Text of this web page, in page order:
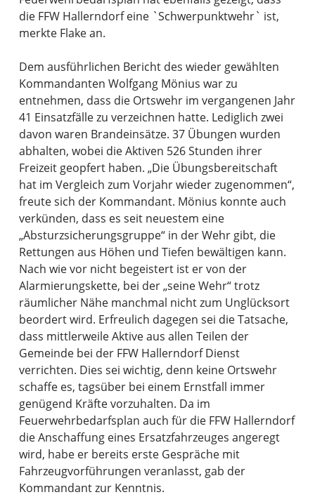
die FFW Hallerndorf eine `Schwerpunktwehr` ist,
merkte Flake an.
Dem ausführlichen Bericht des wieder gewählten
Kommandanten Wolfgang Mönius war zu
entnehmen, dass die Ortswehr im vergangenen Jahr
41 Einsatzfälle zu verzeichnen hatte. Lediglich zwei
davon waren Brandeinsätze. 37 Übungen wurden
abhalten, wobei die Aktiven 526 Stunden ihrer
Freizeit geopfert haben. „Die Übungsbereitschaft
hat im Vergleich zum Vorjahr wieder zugenommen“,
freute sich der Kommandant. Mönius konnte auch
verkünden, dass es seit neuestem eine
„Absturzsicherungsgruppe“ in der Wehr gibt, die
Rettungen aus Höhen und Tiefen bewältigen kann.
Nach wie vor nicht begeistert ist er von der
Alarmierungskette, bei der „seine Wehr“ trotz
räumlicher Nähe manchmal nicht zum Unglücksort
beordert wird. Erfreulich dagegen sei die Tatsache,
dass mittlerweile Aktive aus allen Teilen der
Gemeinde bei der FFW Hallerndorf Dienst
verrichten. Dies sei wichtig, denn keine Ortswehr
schaffe es, tagsüber bei einem Ernstfall immer
genügend Kräfte vorzuhalten. Da im
Feuerwehrbedarfsplan auch für die FFW Hallerndorf
die Anschaffung eines Ersatzfahrzeuges angeregt
wird, habe er bereits erste Gespräche mit
Fahrzeugvorführungen veranlasst, gab der
Kommandant zur Kenntnis.